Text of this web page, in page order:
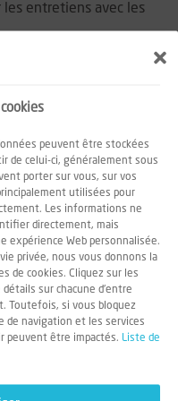
peuvent être stockées
de celui-ci, généralement sous
porter sur vous, sur vos
utilisées pour
Les informations ne
directement, mais
expérience Web personnalisée.
privée, nous vous donnons la
de cookies. Cliquez sur les
sur chacune d'entre
Toutefois, si vous bloquez
de navigation et les services
peuvent être impactés. Liste de
les entretiens avec les
les preuves
et rapports
des audits réalisés
non-conformités
avant transmission
et integrity
des nouveaux
et participation
aux équipes
de
internes.